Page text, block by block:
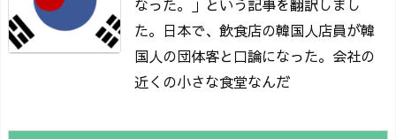
なった。」という記事を翻訳しまし
た。 日本で、飲食店の韓国人店員が韓
国人の団体客と口論になった。 会社の
近くの小さな食堂なんだ